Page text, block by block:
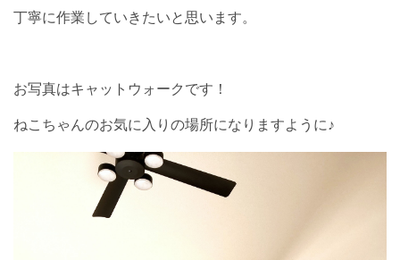
丁寧に作業していきたいと思います。
お写真はキャットウォークです！
ねこちゃんのお気に入りの場所になりますように♪